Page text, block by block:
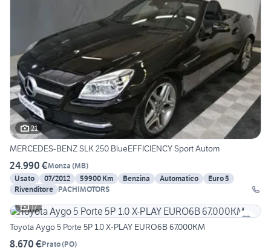
21
MERCEDES-BENZ SLK 250 BlueEFFICIENCY Sport Autom
24.990 €Monza (MB)
Usato
07/2012 59900 Km Benzina Automatico
Euro 5
Rivenditore PACHIMOTORS
17
Toyota Aygo 5 Porte 5P 1.0 X-PLAY EURO6B 67.000KM
8.670 €Prato(PO)